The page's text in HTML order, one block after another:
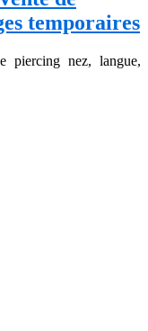
temporaires
piercing nez, langue,